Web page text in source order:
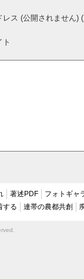
レス (公開されません)
ト
著述PDF
フォトギャ
する 連帯の農都共創